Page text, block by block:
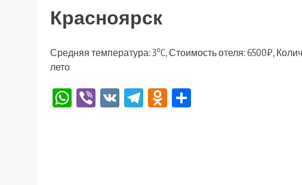
Красноярск
Средняя температура: 3°C, Стоимость отеля: 6500₽,
лето
WhatsApp
Viber
VK TelegramOdnoklassniki